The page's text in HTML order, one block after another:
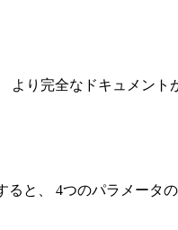
り完全なドキュメント
ると、 4つのパラメータ